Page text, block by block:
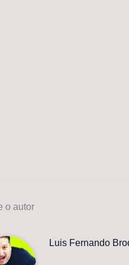
o autor
Luis Fernando